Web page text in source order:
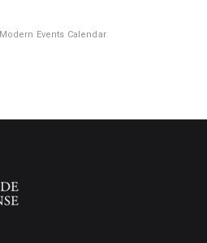
Modern Events Calendar